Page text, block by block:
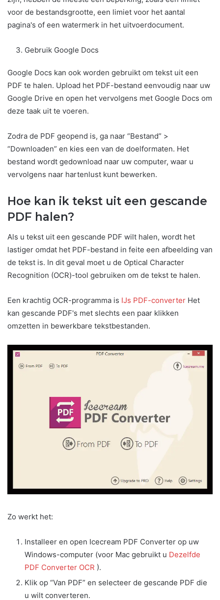
voor de bestandsgrootte, een limiet voor het aantal
pagina's of een watermerk in het uitvoerdocument.
Gebruik Google Docs
Google Docs kan ook worden gebruikt om tekst uit een
PDF te halen. Upload het PDF-bestand eenvoudig naar uw
Google Drive en open het vervolgens met Google Docs om
deze taak uit te voeren.
Zodra de PDF geopend is, ga naar “Bestand” >
“Downloaden” en kies een van de doelformaten. Het
bestand wordt gedownload naar uw computer, waar u
vervolgens naar hartenlust kunt bewerken.
Hoe kan ik tekst uit een gescande
PDF halen?
Als u tekst uit een gescande PDF wilt halen, wordt het
lastiger omdat het PDF-bestand in feite een afbeelding van
de tekst is. In dit geval moet u de Optical Character
Recognition (OCR)-tool gebruiken om de tekst te halen.
Een krachtig OCR-programma is IJs PDF-converter Het
kan gescande PDF's met slechts een paar klikken
omzetten in bewerkbare tekstbestanden.
Zo werkt het:
Installeer en open Icecream PDF Converter op uw
Windows-computer (voor Mac gebruikt u Dezelfde
PDF Converter OCR ).
Klik op “Van PDF” en selecteer de gescande PDF die
u wilt converteren.